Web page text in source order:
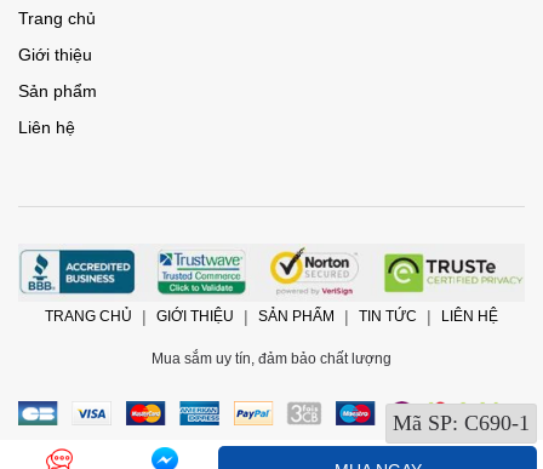
Mã SP: C690-1
Trang chủ
Giới thiệu
Sản phẩm
Liên hệ
TRANG CHỦ GIỚI THIỆU SẢN PHẨM TIN TỨC LIÊN HỆ
Mua sắm uy tín, đảm bảo chất lượng